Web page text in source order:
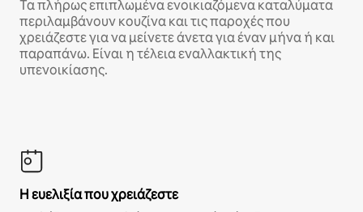
Τα πλήρως επιπλωμένα ενοικιαζόμενα καταλύματα
περιλαμβάνουν κουζίνα και τις παροχές που
χρειάζεστε για να μείνετε άνετα για έναν μήνα ή και
παραπάνω. Είναι η τέλεια εναλλακτική της
υπενοικίασης.
Η ευελιξία που χρειάζεστε